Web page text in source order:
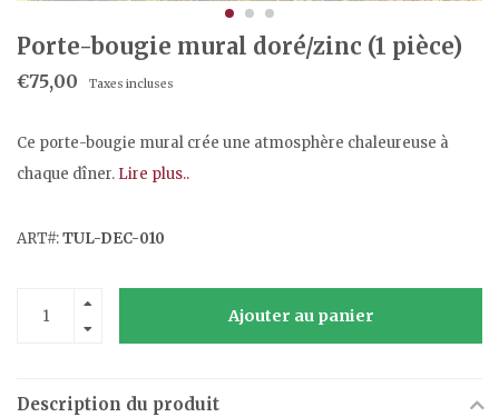
Porte-bougie mural doré/zinc (1 pièce)
€75,00 Taxes incluses
Ce porte-bougie mural crée une atmosphère chaleureuse à
chaque dîner. Lire plus..
ART#:TUL-DEC-010
Ajouter au panier
Description du produit